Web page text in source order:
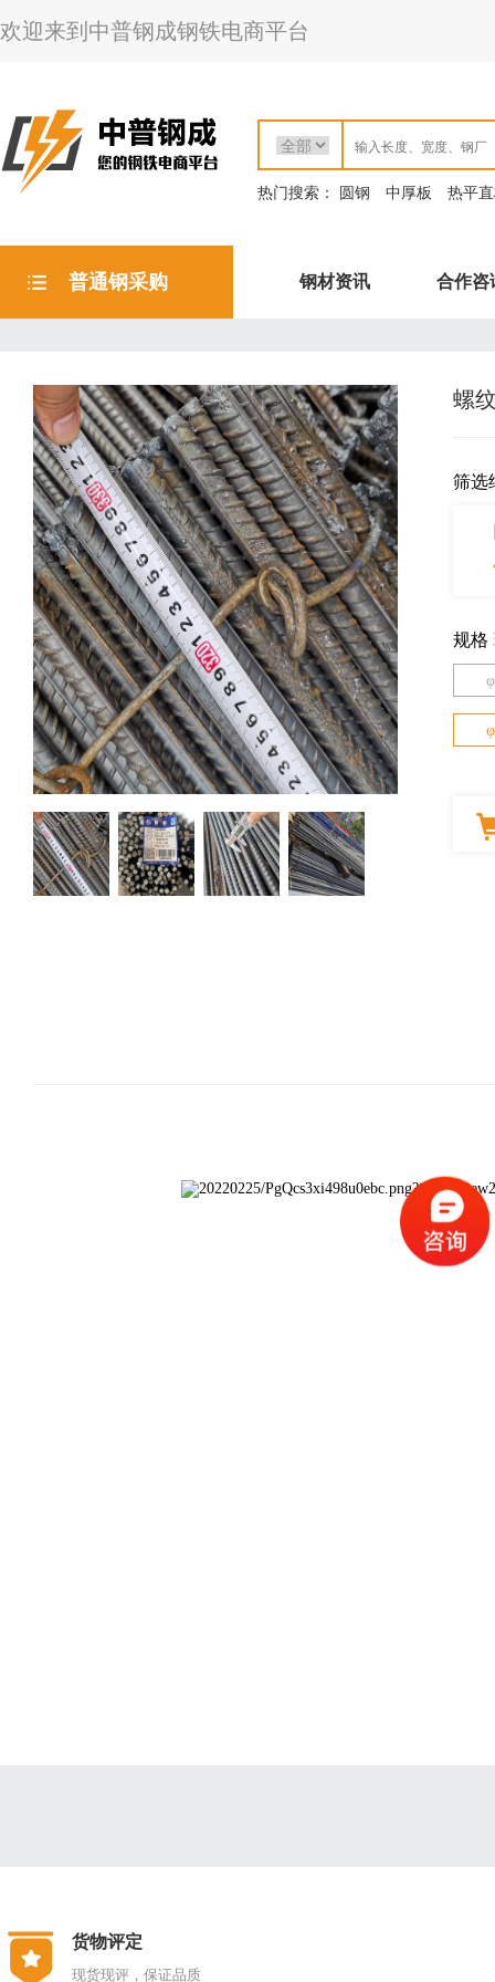
欢迎来到中普钢成钢铁电商平台
热门搜索： 圆钢 中厚板 热平
普通钢采购 钢材资讯 合作咨
螺
筛选
规格
货物评定
现货现评，保证品质